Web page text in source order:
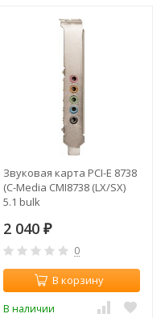
Звуковая карта PCI-E 8738
(C-Media CMI8738 (LX/SX)
5.1 bulk
2 040 ₽
0
В корзину
В наличии